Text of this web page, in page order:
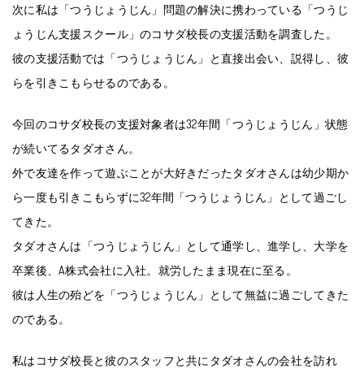
次に私は「つうじょうじん」問題の解決に携わっている「つうじ
ょうじん支援スクール」のコサダ校長の支援活動を調査した。
彼の支援活動では「つうじょうじん」と直接出会い、説得し、彼
らを引きこもらせるのである。
今回のコサダ校長の支援対象者は32年間「つうじょうじん」状態
が続いてるタダオさん。
外で友達を作って遊ぶことが大好きだったタダオさんは幼少期か
ら一度も引きこもらずに32年間「つうじょうじん」として過ごし
てきた。
タダオさんは「つうじょうじん」として通学し、進学し、大学を
卒業後、A株式会社に入社。就労したまま現在に至る。
彼は人生の殆どを「つうじょうじん」として無益に過ごしてきた
のである。
私はコサダ校長と彼のスタッフと共にタダオさんの会社を訪れ